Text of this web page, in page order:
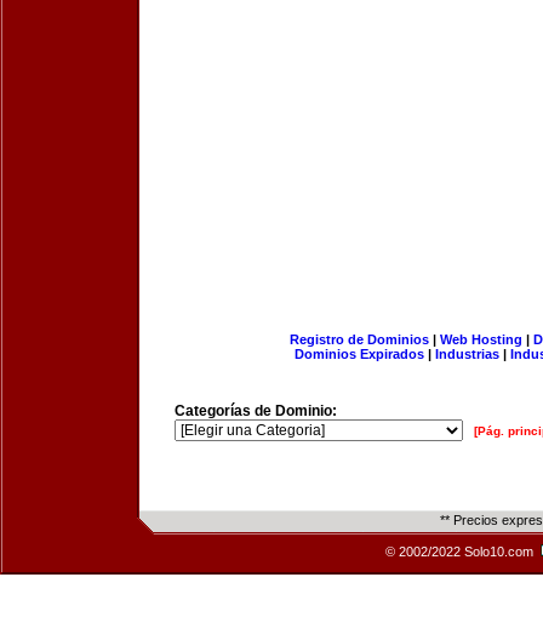
Registro de Dominios| Web Hosting |
Dominios Expirados | Industrias |
Categorías de Dominio:
[Pág.
** Precios
© 2002/2022 Solo10.com